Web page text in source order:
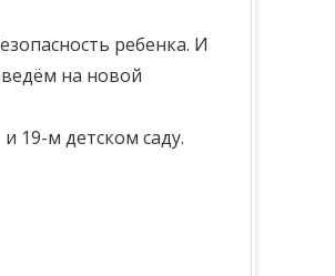
ребенка. И
на новой
19-м детском саду.